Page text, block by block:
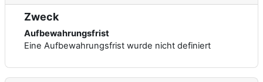
Zweck
Aufbewahrungsfrist
Eine Aufbewahrungsfrist wurde nicht definiert